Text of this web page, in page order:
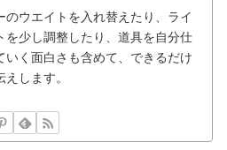
のウエイトを入れ替えたり、ライ
を少し調整したり、道具を自分仕
いく面白さも含めて、できるだけ
します。